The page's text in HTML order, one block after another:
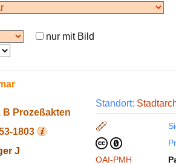
nur mit Bild
B Prozeßakten
1803
J
Standort:
OAI-PMH